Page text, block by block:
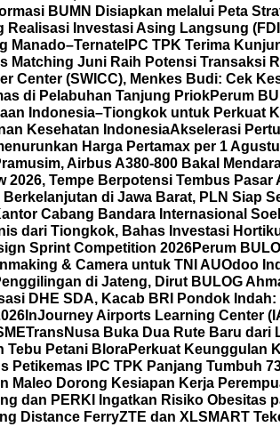
BUMN Disiapkan melalui Peta
Investasi Asing Langsung
Manado–Ternate IPC TPK Terima
Matching Juni Raih Potensi Transaksi
Center (SWICC), Menkes Budi: Cek
di Pelabuhan Tanjung PriokPerum
Indonesia–Tiongkok untuk Perkuat
Kesehatan IndonesiaAkselerasi
Harga Pertamax per 1
Airbus A380-800 Bakal
Tempe Berpotensi Tembus Pasar
di Jawa Barat, PLN Siap
Cabang Bandara Internasional
dari Tiongkok, Bahas Investasi
Sprint Competition 2026Perum
& Camera untuk TNI AUOdoo
di Jateng, Dirut BULOG
DHE SDA, Kacab BRI Pondok
InJourney Airports Learning Center
TransNusa Buka Dua Rute Baru dari
Tebu Petani BloraPerkuat Keunggulan
Petikemas IPC TPK Panjang Tumbuh
Maleo Dorong Kesiapan Kerja
dan PERKI Ingatkan Risiko Obesitas
Distance FerryZTE dan XLSMART